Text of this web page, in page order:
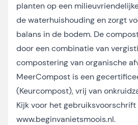
planten op een
de waterhuishouding en zorgt
balans in de bodem. De
door een combinatie van
compostering van organische
MeerCompost is een
(Keurcompost), vrij van
Kijk voor het gebruiksvoorschrift
www.beginvanietsmoois.nl.